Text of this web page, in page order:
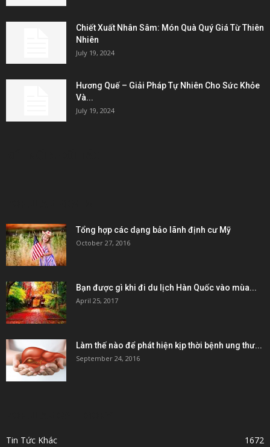
Chiết Xuất Nhân Sâm: Món Quà Quý Giá Từ Thiên
Nhiên
July 19, 2024
Hương Quế – Giải Pháp Tự Nhiên Cho Sức Khỏe
Và...
July 19, 2024
Tổng hợp các dạng bảo lãnh định cư Mỹ
October 27, 2016
Bạn được gì khi đi du lịch Hàn Quốc vào mùa...
April 25, 2017
Làm thế nào để phát hiện kịp thời bệnh ung thư...
September 24, 2016
Tin Tức Khác
1672